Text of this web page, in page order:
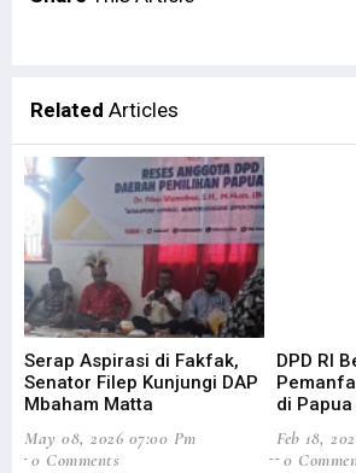
Related Articles
Serap Aspirasi di Fakfak,
Senator Filep Kunjungi DAP
Mbaham Matta
May 08, 2026 07:00 Pm
0 Comments
DPD RI
di Papua
Feb 18,
0